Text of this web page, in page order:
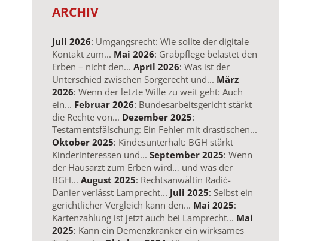
ARCHIV
Juli 2026: Umgangsrecht: Wie sollte der digitale
Kontakt zum... Mai 2026: Grabpflege belastet den
Erben – nicht den... April 2026:Was ist der
Unterschied zwischen Sorgerecht und... März
2026:Wenn der letzte Wille zu weit geht: Auch
ein... Februar 2026: Bundesarbeitsgericht stärkt
die Rechte von... Dezember 2025:
Testamentsfälschung: Ein Fehler mit drastischen...
Oktober 2025: Kindesunterhalt: BGH stärkt
Kinderinteressen und... September 2025:Wenn
der Hausarzt zum Erben wird… und was der
BGH... August 2025: Rechtsanwältin Radić-
Danier verlässt Lamprecht... Juli 2025: Selbst ein
gerichtlicher Vergleich kann den... Mai 2025:
Kartenzahlung ist jetzt auch bei Lamprecht... Mai
2025: Kann ein Demenzkranker ein wirksames